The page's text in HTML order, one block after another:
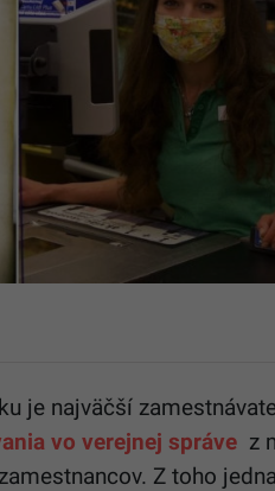
je najväčší
vo verejnej správe z
Z toho